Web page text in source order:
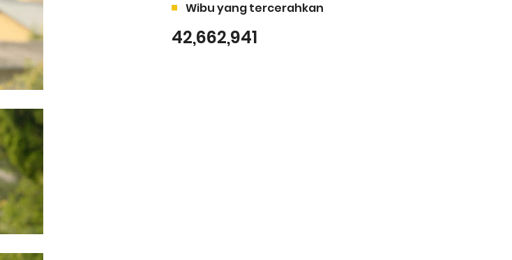
Wibu yang tercerahkan
42,662,941